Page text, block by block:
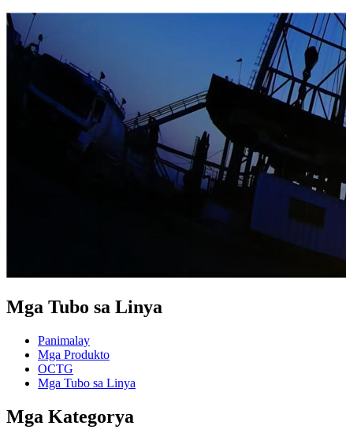
Mga Tubo sa Linya
Panimalay
Mga Produkto
OCTG
Mga Tubo sa Linya
Mga Kategorya